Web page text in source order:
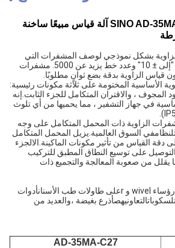
مشفرات زاوية SINO AD-35MA-C27 آلة قياس مبيعًا ساخنة
قياس الزاوية بدقة بضع ثوانٍ مطلوبًا.
المجوف ، والاقتران المتكامل للجزء الثابت.
في السوق العالمية.
دقة القياس من تأثير مكونات الماكينة. ال
رؤساء wivel و r على طاولات طب الأسنان
التعاونيهصأذرع بغيضة ،
AD-35MA-C27